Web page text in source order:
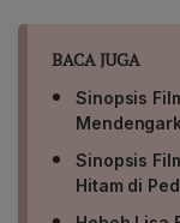
BACA JUGA
Sinopsis
Sinopsis
Hitam di